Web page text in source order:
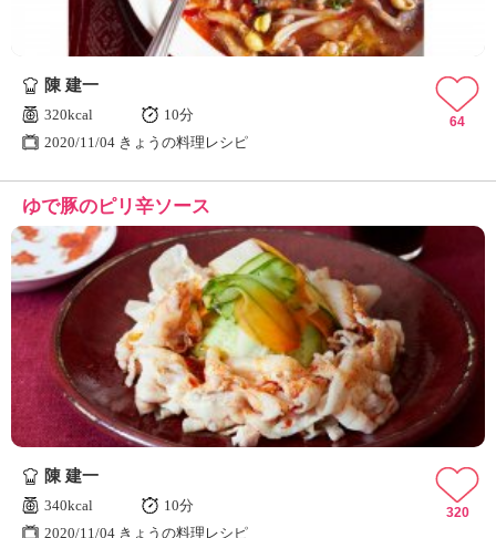
陳 建一
320kcal
10分
2020/11/04 きょうの料理レシピ
64
ゆで豚のピリ辛ソース
陳 建一
340kcal
10分
2020/11/04 きょうの料理レシピ
320